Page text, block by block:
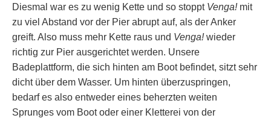
Diesmal war es zu wenig Kette und so stoppt Venga!mit
zu viel Abstand vor der Pier abrupt auf, als der Anker
greift. Also muss mehr Kette raus und Venga!wieder
richtig zur Pier ausgerichtet werden. Unsere
Badeplattform, die sich hinten am Boot befindet, sitzt sehr
dicht über dem Wasser. Um hinten überzuspringen,
bedarf es also entweder eines beherzten weiten
Sprunges vom Boot oder einer Kletterei von der